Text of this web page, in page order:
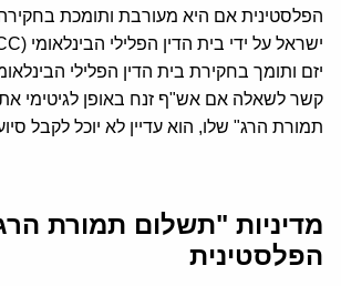
הפלסטינית אם היא מעורבת ותומכת
יזם ותומך בחקירת בית הדין הפלילי
קשר לשאלה אם אש"ף זנח באופן לגיטימי
תמורת הרג" שלו, הוא עדיין לא יוכל לקבל
מדיניות "תשלום תמורת
הפלסטינית